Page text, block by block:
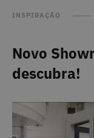
INSPIRAÇÃO
Novo
descubra!